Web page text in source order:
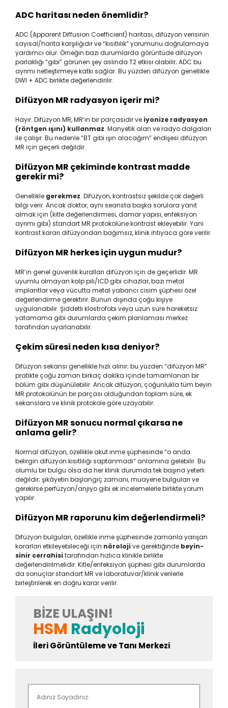
BIZE ULAŞIN!
HSM Radyoloji
İleri Görüntüleme ve Tanı Merkezi
ADC haritası neden önemlidir?
ADC (Apparent Diffusion Coefficient) haritası, difüzyon verisinin
sayısal/harita karşılığıdır ve “kısıtlılık” yorumunu doğrulamaya
yardımcı olur. Örneğin bazı durumlarda görüntüde difüzyon
parlaklığı “gibi” görünen şey aslında T2 etkisi olabilir; ADC bu
ayrımı netleştirmeye katkı sağlar. Bu yüzden difüzyon genellikle
DWI + ADC birlikte değerlendirilir.
Difüzyon MR radyasyon içerir mi?
Hayır. Difüzyon MR, MR’ın bir parçasıdır ve iyonize radyasyon
(röntgen ışını) kullanmaz. Manyetik alan ve radyo dalgaları
ile çalışır. Bu nedenle “BT gibi ışın alacağım” endişesi difüzyon
MR için geçerli değildir.
Difüzyon MR çekiminde kontrast madde
gerekir mi?
Genellikle gerekmez. Difüzyon, kontrastsız şekilde çok değerli
bilgi verir. Ancak doktor, aynı seansta başka sorulara yanıt
almak için (kitle değerlendirmesi, damar yapısı, enfeksiyon
ayrımı gibi) standart MR protokolüne kontrast ekleyebilir. Yani
kontrast kararı difüzyondan bağımsız, klinik ihtiyaca göre verilir.
Difüzyon MR herkes için uygun mudur?
MR’ın genel güvenlik kuralları difüzyon için de geçerlidir. MR
uyumlu olmayan kalp pili/ICD gibi cihazlar, bazı metal
implantlar veya vücutta metal yabancı cisim şüphesi özel
değerlendirme gerektirir. Bunun dışında çoğu kişiye
uygulanabilir. Şiddetli klostrofobi veya uzun süre hareketsiz
yatamama gibi durumlarda çekim planlaması merkez
tarafından uyarlanabilir.
Çekim süresi neden kısa deniyor?
Difüzyon sekansı genellikle hızlı alınır; bu yüzden “difüzyon MR”
pratikte çoğu zaman birkaç dakika içinde tamamlanan bir
bölüm gibi düşünülebilir. Ancak difüzyon, çoğunlukla tüm beyin
MR protokolünün bir parçası olduğundan toplam süre, ek
sekanslara ve klinik protokole göre uzayabilir.
Difüzyon MR sonucu normal çıkarsa ne
anlama gelir?
Normal difüzyon, özellikle akut inme şüphesinde “o anda
belirgin difüzyon kısıtlılığı saptanmadı” anlamına gelebilir. Bu
olumlu bir bulgu olsa da her klinik durumda tek başına yeterli
değildir; şikâyetin başlangıç zamanı, muayene bulguları ve
gerekirse perfüzyon/anjiyo gibi ek incelemelerle birlikte yorum
yapılır.
Difüzyon MR raporunu kim değerlendirmeli?
Difüzyon bulguları, özellikle inme şüphesinde zamanla yarışan
kararları etkileyebileceği için nöroloji ve gerektiğinde beyin-
sinir cerrahisi tarafından hızlıca klinikle birlikte
değerlendirilmelidir. Kitle/enfeksiyon şüphesi gibi durumlarda
da sonuçlar standart MR ve laboratuvar/klinik verilerle
birleştirilerek en doğru karar verilir.